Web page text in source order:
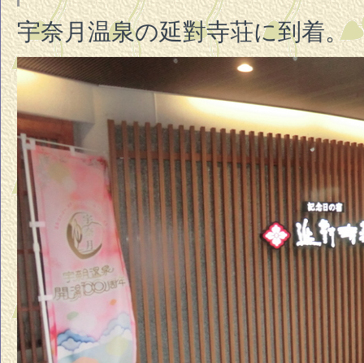
宇奈月温泉の延對寺荘に到着。